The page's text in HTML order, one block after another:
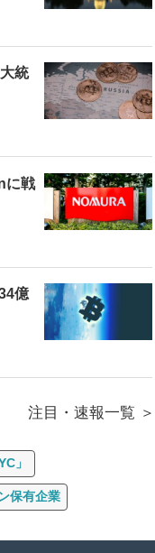
統
に戦
億
注目・速報一覧
」
保有企業